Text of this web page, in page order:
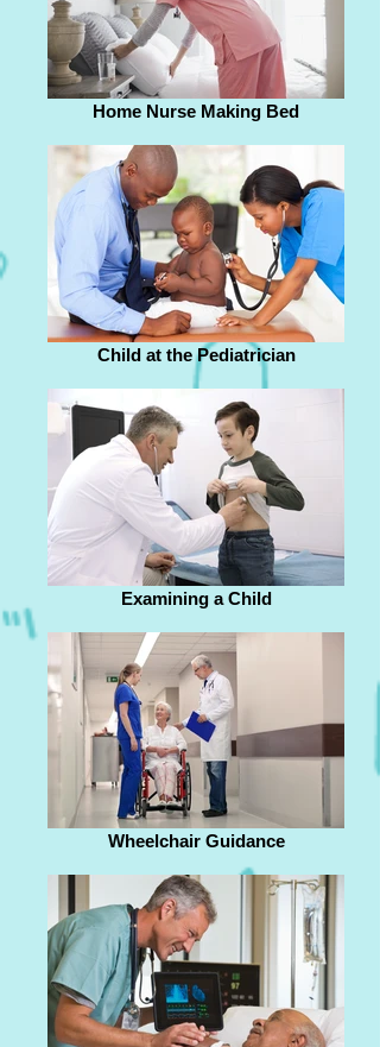
Home Nurse Making Bed
Child at the Pediatrician
Examining a Child
Wheelchair Guidance